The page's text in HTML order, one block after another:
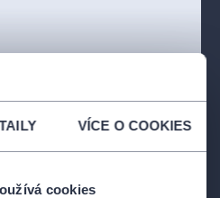
VÍCE O COOKIES
cookies
jež jsou doplněné